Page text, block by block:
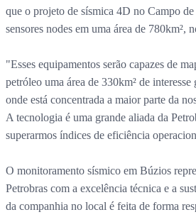
que o projeto de sísmica 4D no Campo
sensores nodes em uma área de 780km²,
"Esses equipamentos serão capazes de
petróleo uma área de 330km² de
onde está concentrada a maior parte da
A tecnologia é uma grande aliada da
superarmos índices de eficiência
O monitoramento sísmico em Búzios
Petrobras com a excelência técnica e a
da companhia no local é feita de forma